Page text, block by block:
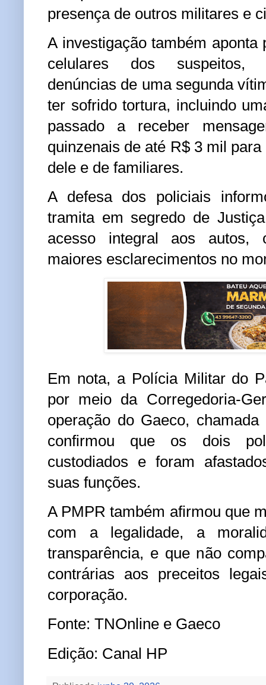
presença de outros militares e
A investigação também aponta
celulares dos suspeitos,
denúncias de uma segunda
ter sofrido tortura, incluindo
passado a receber
quinzenais de até R$ 3 mil
dele e de familiares.
A defesa dos policiais
tramita em segredo de
acesso integral aos autos,
maiores esclarecimentos no
Em nota, a Polícia Militar do
por meio da Corregedoria-
operação do Gaeco,
confirmou que os dois
custodiados e foram
suas funções.
A PMPR também afirmou que
com a legalidade, a
transparência, e que não
contrárias aos preceitos
corporação.
Fonte: TNOnline e Gaeco
Edição: Canal HP